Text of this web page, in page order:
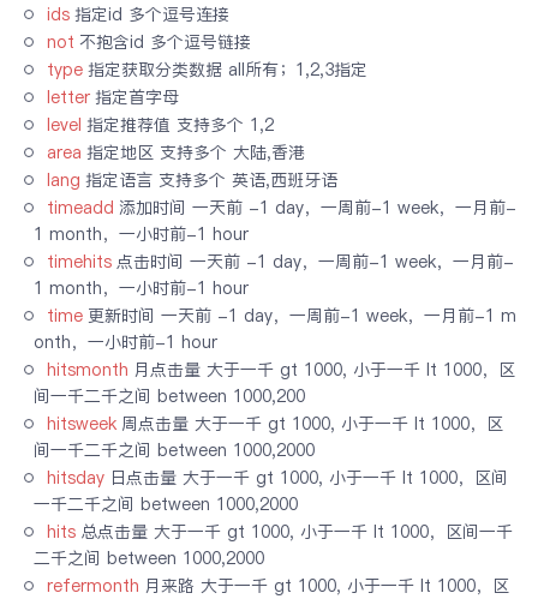
ids 指定id 多个逗号连接
not 不抱含id 多个逗号链接
type 指定获取分类数据 all所有；1,2,3指定
letter 指定首字母
level 指定推荐值 支持多个 1,2
area 指定地区 支持多个 大陆,香港
lang 指定语言 支持多个 英语,西班牙语
timeadd 添加时间 一天前 -1 day，一周前-1 week，一月前-
1 month，一小时前-1 hour
timehits 点击时间 一天前 -1 day，一周前-1 week，一月前-
1 month，一小时前-1 hour
time 更新时间 一天前 -1 day，一周前-1 week，一月前-1 m
onth，一小时前-1 hour
hitsmonth 月点击量 大于一千 gt 1000, 小于一千 lt 1000，区
间一千二千之间 between 1000,200
hitsweek 周点击量 大于一千 gt 1000, 小于一千 lt 1000，区
间一千二千之间 between 1000,2000
hitsday 日点击量 大于一千 gt 1000, 小于一千 lt 1000，区间
一千二千之间 between 1000,2000
hits 总点击量 大于一千 gt 1000, 小于一千 lt 1000，区间一千
二千之间 between 1000,2000
refermonth 月来路 大于一千 gt 1000, 小于一千 lt 1000，区